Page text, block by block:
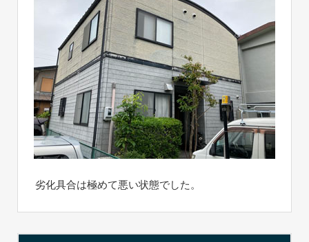
劣化具合は極めて悪い状態でした。